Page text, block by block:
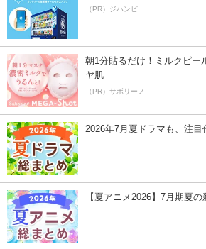
（PR）ジハンピ
朝1分貼るだけ！ミルクピー
ヤ肌
（PR）サボリーノ
2026年7月夏ドラマも、注目
【夏アニメ2026】7月期夏